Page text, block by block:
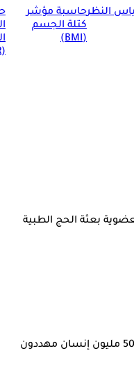
النظرحاسبة مؤشر
كتلة الجسم
(BMI)
(BMR)
بعثة الحج الطبية
وزير الصحة يدق ناقوس الخطر: 50 مليون إنسان مهددون